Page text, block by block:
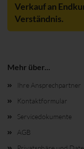
Verkauf an
Verständnis.
Mehr über...
Ihre Ansprechpartner
Kontaktformular
Servicedokumente
AGB